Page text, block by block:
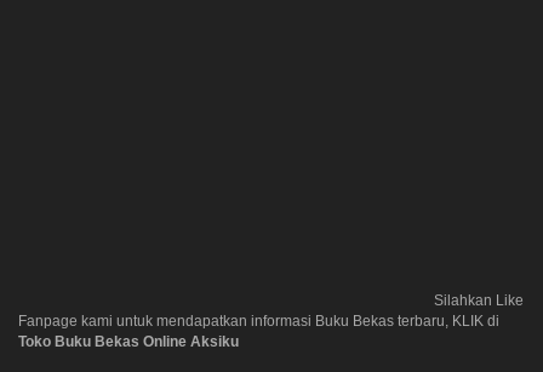
Silahkan Like
Fanpage kami untuk mendapatkan informasi Buku Bekas terbaru, KLIK di
Toko Buku Bekas Online Aksiku